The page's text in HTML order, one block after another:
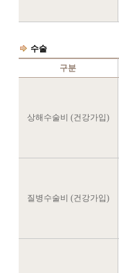
수술
구분
상해수술비 (건강가입)
질병수술비 (건강가입)